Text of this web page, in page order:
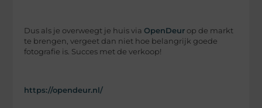
Dus als je overweegt je huis viaOpenDeur op de markt
te brengen, vergeet dan niet hoe belangrijk goede
fotografie is. Succes met de verkoop!
https://opendeur.nl/